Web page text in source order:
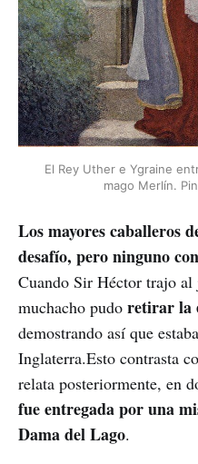
El Rey Uther e Ygraine
mago Merlín.
Los mayores caballeros
desafío, pero ninguno
Cuando Sir Héctor trajo al
muchacho pudo retirar la
demostrando así que
Inglaterra.Esto contrasta
relata posteriormente, en
fue entregada por una
Dama del Lago.